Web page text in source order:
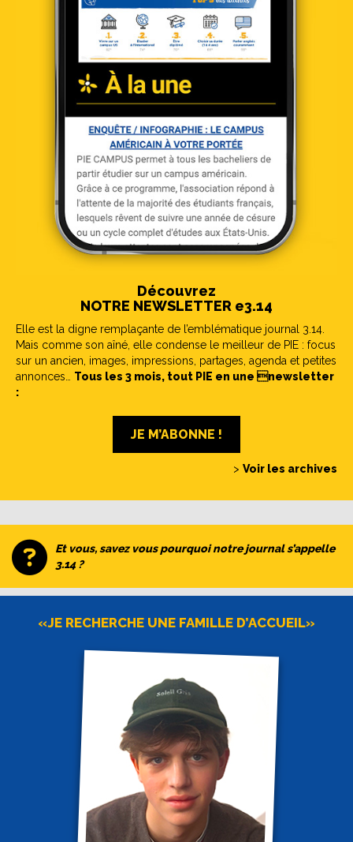
Découvrez
NOTRE NEWSLETTER e3.14
Elle est la digne remplaçante de l’emblématique journal 3.14.
Mais comme son aîné, elle condense le meilleur de PIE : focus
sur un ancien, images, impressions, partages, agenda et petites
annonces… Tous les 3 mois, tout PIE en une newsletter
:
JE M’ABONNE !
> Voir les archives
Et vous, savez vous pourquoi notre journal s’appelle
3.14 ?
«JE RECHERCHE UNE FAMILLE D’ACCUEIL»